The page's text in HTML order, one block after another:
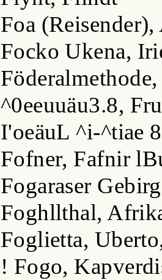
Foa
Focko Ukena,
^0eeuuäu3.8,
I'oeäuL ^i-^tiae
Fofner, Fafnir
Fogaraser
Foghllthal,
Foglietta,
! Fogo,